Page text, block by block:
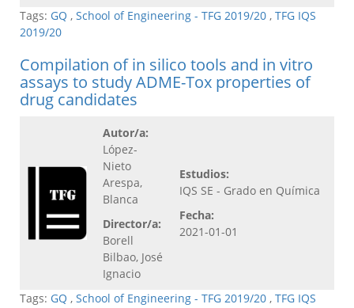
Tags: GQ , School of Engineering - TFG 2019/20 , TFG IQS
2019/20
Compilation of in silico tools and in vitro
assays to study ADME-Tox properties of
drug candidates
Autor/a:
López-
Nieto
Arespa,
Blanca
Director/a:
Borell
Bilbao, José
Ignacio
Estudios:
IQS SE - Grado en Química
Fecha:
2021-01-01
Tags: GQ , School of Engineering - TFG 2019/20 , TFG IQS